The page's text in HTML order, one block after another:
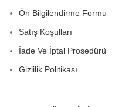
Ön Bilgilendirme Formu
Satış Koşulları
İade Ve İptal Prosedürü
Gizlilik Politikası